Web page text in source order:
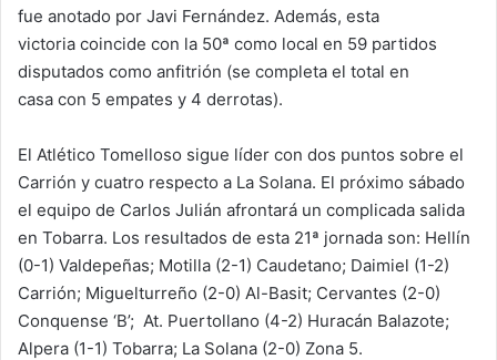
fue anotado por Javi Fernández. Además, esta
victoria coincide con la 50ª como local en 59 partidos
disputados como anfitrión (se completa el total en
casa con 5 empates y 4 derrotas).
El Atlético Tomelloso sigue líder con dos puntos sobre el
Carrión y cuatro respecto a La Solana. El próximo sábado
el equipo de Carlos Julián afrontará un complicada salida
en Tobarra. Los resultados de esta 21ª jornada son: Hellín
(0-1) Valdepeñas; Motilla (2-1) Caudetano; Daimiel (1-2)
Carrión; Miguelturreño (2-0) Al-Basit; Cervantes (2-0)
Conquense ‘B’; At. Puertollano (4-2) Huracán Balazote;
Alpera (1-1) Tobarra; La Solana (2-0) Zona 5.